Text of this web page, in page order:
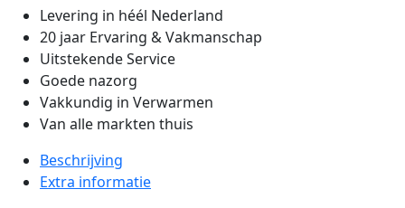
Levering in héél Nederland
20 jaar Ervaring & Vakmanschap
Uitstekende Service
Goede nazorg
Vakkundig in Verwarmen
Van alle markten thuis
Beschrijving
Extra informatie